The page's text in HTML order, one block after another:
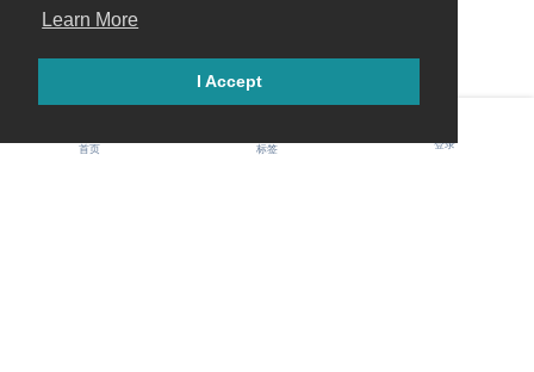
Learn More
I Accept
首页 标签 登录